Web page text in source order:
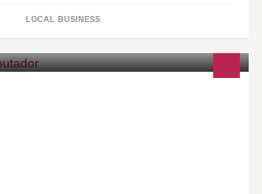
LOCAL BUSINESS